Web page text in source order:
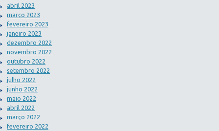
abril 2023
março 2023
fevereiro 2023
janeiro 2023
dezembro 2022
novembro 2022
outubro 2022
setembro 2022
julho 2022
junho 2022
maio 2022
abril 2022
março 2022
fevereiro 2022